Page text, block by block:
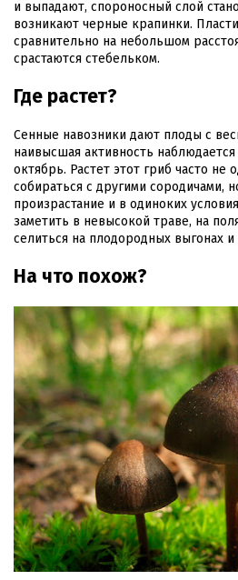
и выпадают, спороносный слой
возникают черные крапинки.
сравнительно на небольшом
срастаются стебельком.
Где растет?
Сенные навозники дают плоды с
наивысшая активность
октябрь. Растет этот гриб часто не
собираться с другими сородичами,
произрастание и в одиноких
заметить в невысокой траве, на
селиться на плодородных выгонах
На что похож?